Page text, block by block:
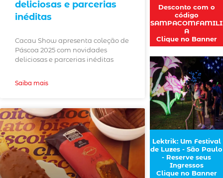
deliciosas e parcerias
inéditas
Cacau Show apresenta coleção de
Páscoa 2025 com novidades
deliciosas e parcerias inéditas
Saiba mais
Desconto com o
código
SAMPACOMFAMILI
A
Clique no Banner
Lektrik: Um Festival
de Luzes - São Paulo
- Reserve seus
Ingressos
Clique no Banner